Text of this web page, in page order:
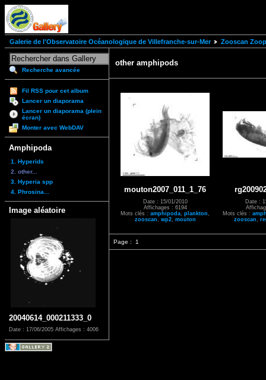
Galerie de l'Observatoire Océanologique de Villefranche-sur-Mer Zooscan
Recherche avancée
Fil RSS pour cet album
Lancer un diaporama
Lancer un diaporama (plein
écran)
Monter avec WebDAV
Amphipoda
1. Hyperids
2. other...
3. Hyperia spp
4. Phrosina...
Image aléatoire
20040614_000211333_0
Date : 17/06/2005 Affichages : 4006
other amphipods
mouton2007_011_1_76
Date : 15/01/2010
Affichages : 6194
Mots clés : amphipoda plankton
zooscan
wp2, mouton
Date :
Mots clés :
zooscan
Page : 1